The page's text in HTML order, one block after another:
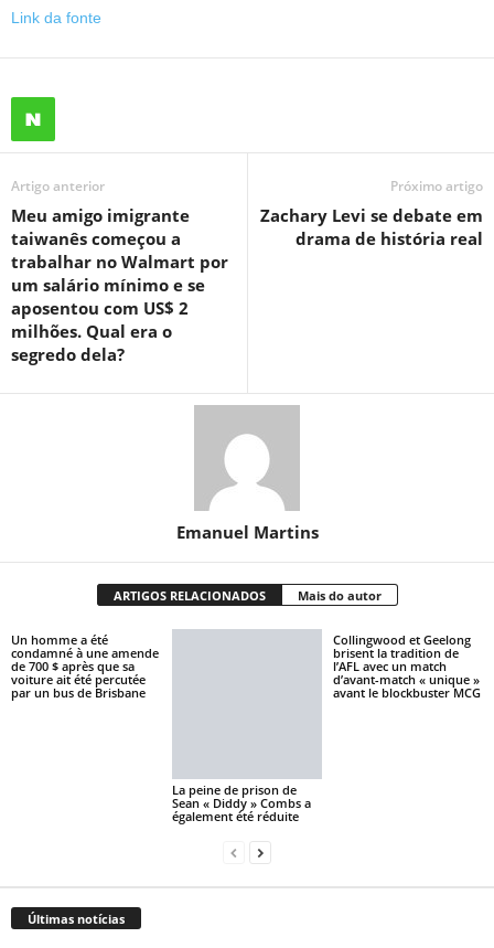
Link da fonte
Artigo anterior
Meu amigo imigrante
taiwanês começou a
trabalhar no Walmart por
um salário mínimo e se
aposentou com US$ 2
milhões. Qual era o
segredo dela?
Próximo artigo
Zachary Levi se debate em
drama de história real
Emanuel Martins
ARTIGOS RELACIONADOS Mais do autor
Un homme a été
condamné à une amende
de 700 $ après que sa
voiture ait été percutée
par un bus de Brisbane
La peine de prison de
Sean « Diddy » Combs a
également été réduite
Collingwood et Geelong
brisent la tradition de
l’AFL avec un match
d’avant-match « unique »
avant le blockbuster MCG
Últimas notícias